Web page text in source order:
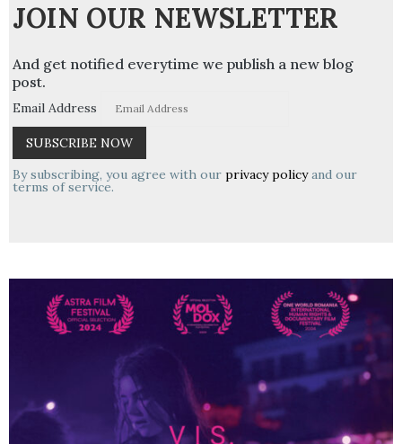
JOIN OUR NEWSLETTER
And get notified everytime we publish a new blog
post.
Email Address
By subscribing, you agree with our privacy policyand our
terms of service.